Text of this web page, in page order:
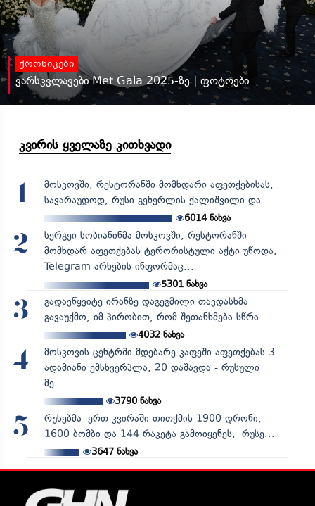
ქრონიკები
ვარსკვლავები Met Gala 2025-ზე | ფოტოები
კვირის ყველაზე კითხვადი
1
მოსკოვში, რესტორანში მომხდარი აფეთქებისას,
სავარაუდოდ, რუსი გენერლის ქალიშვილი და...
6014ნახვა
2
სერგეი სობიანინმა მოსკოვში, რესტორანში
მომხდარ აფეთქებას ტერორისტული აქტი უწოდა,
Telegram-არხების ინფორმაც...
5301ნახვა
3
გადავწყვიტე ირანზე დაგეგმილი თავდასხმა
გავაუქმო, იმ პირობით, რომ შეთანხმება სწრა...
4032ნახვა
4
მოსკოვის ცენტრში მდებარე კაფეში აფეთქებას 3
ადამიანი ემსხვერპლა, 20 დაშავდა - რუსული
მე...
3790ნახვა
5
რუსებმა ერთ კვირაში თითქმის 1900 დრონი,
1600 ბომბი და 144 რაკეტა გამოიყენეს, რუსე...
3647ნახვა